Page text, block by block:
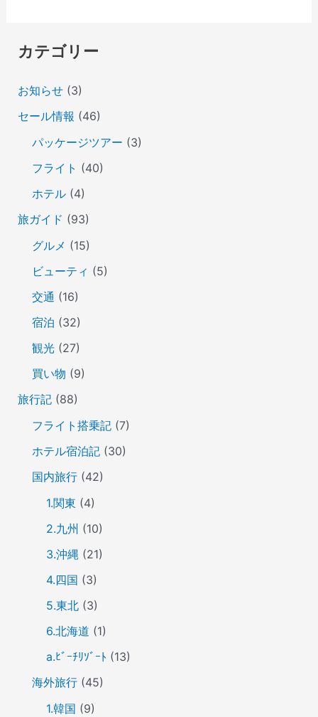
カテゴリー
お知らせ(3)
セール情報 (46)
パッケージツアー (3)
フライト (40)
ホテル(4)
旅ガイド (93)
グルメ (15)
ビューティ (5)
交通 (16)
宿泊 (32)
観光(27)
買い物 (9)
旅行記(88)
フライト搭乗記(7)
ホテル宿泊記(30)
国内旅行(42)
1.関東 (4)
2.九州 (10)
3.沖縄(21)
4.四国 (3)
5.東北(3)
6.北海道 (1)
a.ﾋﾞｰﾁﾘｿﾞｰﾄ (13)
海外旅行(45)
1.韓国 (9)